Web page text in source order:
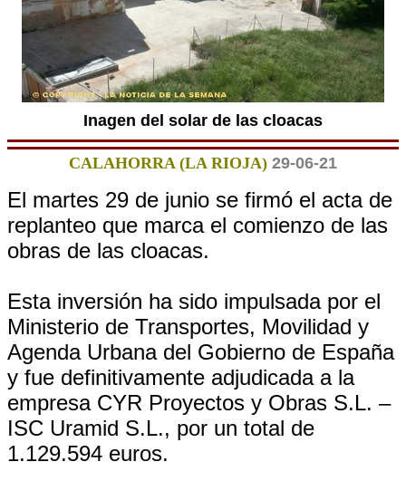
Inagen del solar de las cloacas
CALAHORRA (LA RIOJA) 29-06-21
El martes 29 de junio se firmó el acta de
replanteo que marca el comienzo de las
obras de las cloacas.
Esta inversión ha sido impulsada por el
Ministerio de Transportes, Movilidad y
Agenda Urbana del Gobierno de España
y fue definitivamente adjudicada a la
empresa CYR Proyectos y Obras S.L. –
ISC Uramid S.L., por un total de
1.129.594 euros.